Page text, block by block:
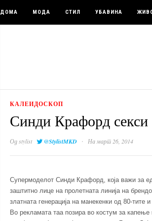
ДОМА МОДА СТИЛ УБАВИНА
КАЛЕИДОСКОП
Синди Крафорд секси
Одstylist @StylistMKD · На март 26, 2014
Супермоделот Синди Крафорд, која важи за
заштитно лице на пролетната линија на
златната генерација на манекенки од 80-тите
Во рекламата таа позира во костум за